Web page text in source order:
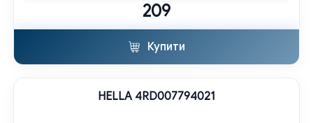
209
Купити
HELLA 4RD007794021